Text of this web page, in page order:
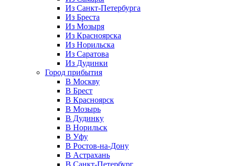
Из Санкт-Петербурга
Из Бреста
Из Мозыря
Из Красноярска
Из Норильска
Из Саратова
Из Дудинки
Город прибытия
В Москву
В Брест
В Красноярск
В Мозырь
В Дудинку
В Норильск
В Уфу
В Ростов-на-Дону
В Астрахань
В Санкт-Петербург